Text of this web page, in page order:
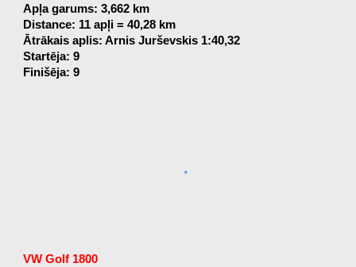
Apļa garums: 3,662 km
Distance: 11 apļi = 40,28 km
Ātrākais aplis: Arnis Jurševskis 1:40,32
Startēja: 9
Finišēja: 9
VW Golf 1800